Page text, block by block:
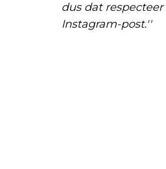
dus dat
Instagram-post.''